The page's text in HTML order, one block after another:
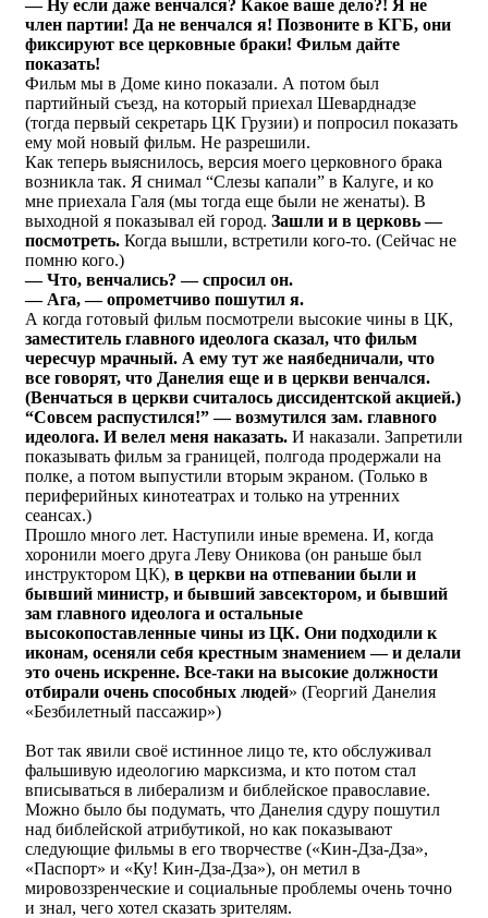
— Ну если даже венчался? Какое ваше дело?! Я не
член партии! Да не венчался я! Позвоните в КГБ, они
фиксируют все церковные браки! Фильм дайте
показать!
Фильм мы в Доме кино показали. А потом был
партийный съезд, на который приехал Шеварднадзе
(тогда первый секретарь ЦК Грузии) и попросил показать
ему мой новый фильм. Не разрешили.
Как теперь выяснилось, версия моего церковного брака
возникла так. Я снимал “Слезы капали” в Калуге, и ко
мне приехала Галя (мы тогда еще были не женаты). В
выходной я показывал ей город. Зашли и в церковь —
посмотреть. Когда вышли, встретили кого-то. (Сейчас не
помню кого.)
— Что, венчались? — спросил он.
— Ага, — опрометчиво пошутил я.
А когда готовый фильм посмотрели высокие чины в ЦК,
заместитель главного идеолога сказал, что фильм
чересчур мрачный. А ему тут же наябедничали, что
все говорят, что Данелия еще и в церкви венчался.
(Венчаться в церкви считалось диссидентской акцией.)
“Совсем распустился!” — возмутился зам. главного
идеолога. И велел меня наказать. И наказали. Запретили
показывать фильм за границей, полгода продержали на
полке, а потом выпустили вторым экраном. (Только в
периферийных кинотеатрах и только на утренних
сеансах.)
Прошло много лет. Наступили иные времена. И, когда
хоронили моего друга Леву Оникова (он раньше был
инструктором ЦК), в церкви на отпевании были и
бывший министр, и бывший завсектором, и бывший
зам главного идеолога и остальные
высокопоставленные чины из ЦК. Они подходили к
иконам, осеняли себя крестным знамением — и делали
это очень искренне. Все-таки на высокие должности
отбирали очень способных людей» (Георгий Данелия
«Безбилетный пассажир»)
Вот так явили своё истинное лицо те, кто обслуживал
фальшивую идеологию марксизма, и кто потом стал
вписываться в либерализм и библейское православие.
Можно было бы подумать, что Данелия сдуру пошутил
над библейской атрибутикой, но как показывают
следующие фильмы в его творчестве («Кин-Дза-Дза»,
«Паспорт» и «Ку! Кин-Дза-Дза»), он метил в
мировоззренческие и социальные проблемы очень точно
и знал, чего хотел сказать зрителям.